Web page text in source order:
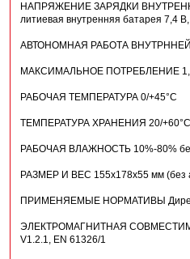
НАПРЯЖЕНИЕ ЗАРЯДКИ
литиевая внутренняя батарея 7,4
АВТОНОМНАЯ РАБОТА ВНУТРННЕЙ
МАКСИМАЛЬНОЕ ПОТРЕБЛЕНИЕ
РАБОЧАЯ ТЕМПЕРАТУРА 0/+45°C
ТЕМПЕРАТУРА ХРАНЕНИЯ 20/+60°C
РАБОЧАЯ ВЛАЖНОСТЬ 10%-80%
РАЗМЕР И ВЕС 155x178x55 мм (без
ПРИМЕНЯЕМЫЕ НОРМАТИВЫ
ЭЛЕКТРОМАГНИТНАЯ
V1.2.1, EN 61326/1